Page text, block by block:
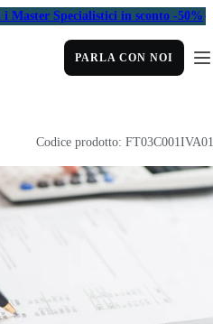
i Master Specialistici in sconto -50%
PARLA CON NOI
Codice prodotto: